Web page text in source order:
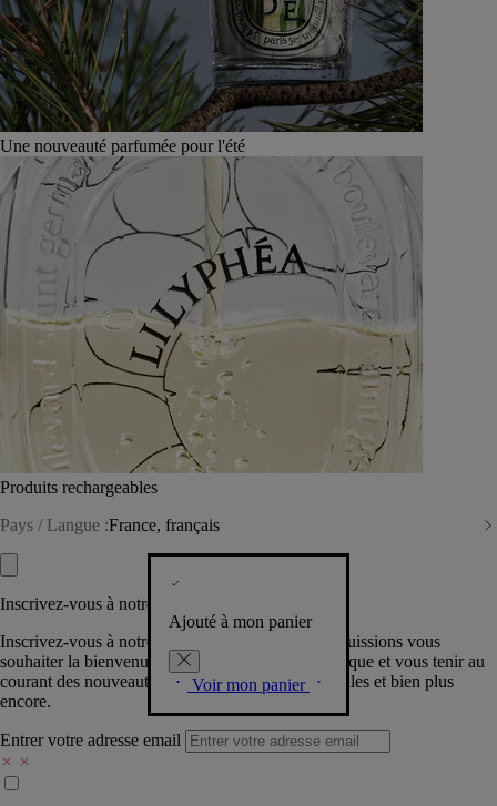
Une nouveauté parfumée pour l'été
Produits rechargeables
Pays / Langue :France, français
Ajouté à mon panier
Voir mon panier
Inscrivez-vous à notre Newsletter
Inscrivez-vous à notre newsletter pour que nous puissions vous
souhaiter la bienvenue dans la communauté Diptyque et vous tenir au
courant des nouveautés, événements, offres spéciales et bien plus
encore.
Entrer votre adresse email